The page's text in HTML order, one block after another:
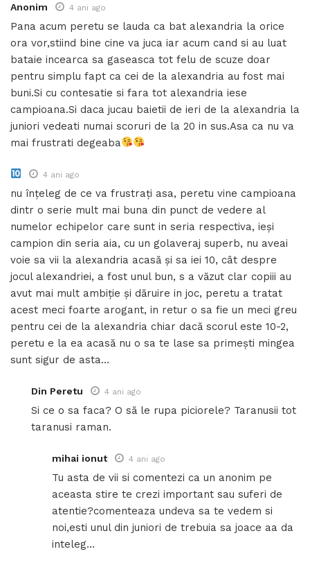
Anonim 4 ani ago
Pana acum peretu se lauda ca bat alexandria la orice
ora vor,stiind bine cine va juca iar acum cand si au luat
bataie incearca sa gaseasca tot felu de scuze doar
pentru simplu fapt ca cei de la alexandria au fost mai
buni.Si cu contesatie si fara tot alexandria iese
campioana.Si daca jucau baietii de ieri de la alexandria la
juniori vedeati numai scoruri de la 20 in sus.Asa ca nu va
mai frustrati degeaba
4 ani ago
nu înțeleg de ce va frustrați asa, peretu vine campioana
dintr o serie mult mai buna din punct de vedere al
numelor echipelor care sunt in seria respectiva, ieși
campion din seria aia, cu un golaveraj superb, nu aveai
voie sa vii la alexandria acasă și sa iei 10, cât despre
jocul alexandriei, a fost unul bun, s a văzut clar copiii au
avut mai mult ambiție și dăruire in joc, peretu a tratat
acest meci foarte arogant, in retur o sa fie un meci greu
pentru cei de la alexandria chiar dacă scorul este 10-2,
peretu e la ea acasă nu o sa te lase sa primești mingea
sunt sigur de asta…
Din Peretu 4 ani ago
Si ce o sa faca? O să le rupa piciorele? Taranusii tot
taranusi raman.
mihai ionut 4 ani ago
Tu asta de vii si comentezi ca un anonim pe
aceasta stire te crezi important sau suferi de
atentie?comenteaza undeva sa te vedem si
noi,esti unul din juniori de trebuia sa joace aa da
inteleg…